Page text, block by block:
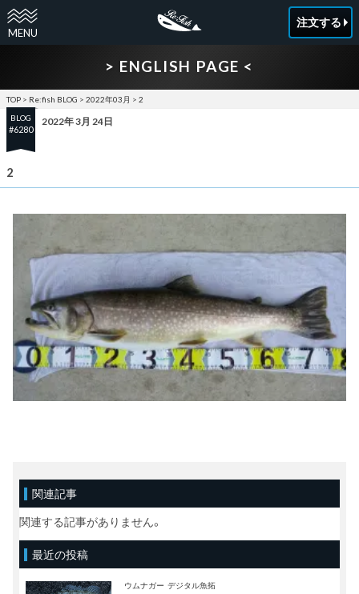
注文する
> ENGLISH PAGE <
TOP > Re:fish BLOG > 2022年03月 > 2
BLOG
#6280
2022年 3月 24日
2
関連記事
関連する記事がありません。
最近の投稿
ウムナガー デジタル魚拓